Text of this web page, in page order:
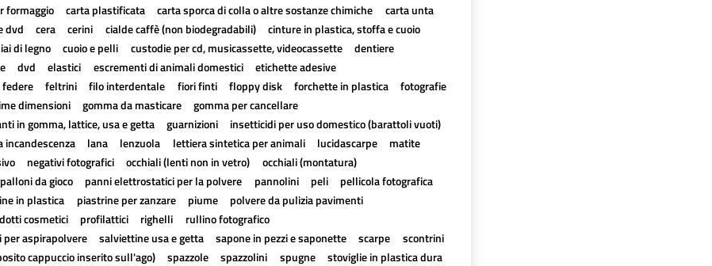
formaggio carta plastificata carta sporca di colla o altre sostanze chimiche
carta unta
dvd cera cerini cialde caffè (non biodegradabili)
cinture in plastica, stoffa e cuoio
di legno cuoio e pelli custodie per cd, musicassette, videocassette
dentiere
dvd elastici escrementi di animali domestici
etichette adesive
federe feltrini filo interdentale fiori finti floppy disk forchette in plastica
fotografie
dimensioni gomma da masticare
gomma per cancellare
in gomma, lattice, usa e getta guarnizioni
insetticidi per uso domestico (barattoli vuoti)
incandescenza lana lenzuola lettiera sintetica per animali lucidascarpe
matite
negativi fotografici occhiali (lenti non in vetro)
occhiali (montatura)
palloni da gioco panni elettrostatici per la polvere pannolini peli
pellicola fotografica
in plastica piastrine per zanzare piume
polvere da pulizia pavimenti
cosmetici profilattici righelli
rullino fotografico
per aspirapolvere salviettine usa e getta sapone in pezzi e saponette scarpe
scontrini
cappuccio inserito sull'ago) spazzole spazzolini spugne
stoviglie in plastica dura